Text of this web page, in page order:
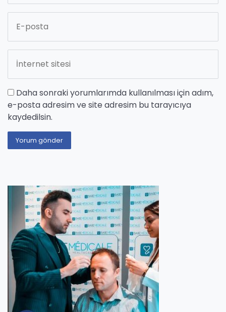
Daha sonraki yorumlarımda kullanılması için adım,
e-posta adresim ve site adresim bu tarayıcıya
kaydedilsin.